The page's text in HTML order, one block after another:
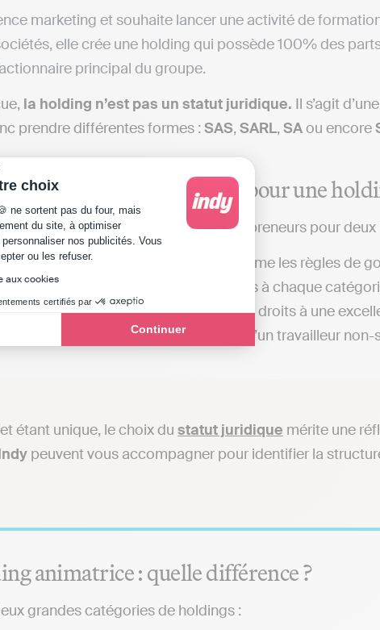
choix
du Consentement : Personnalisez vos Options
ne sortent pas du four, mais
du site, à optimiser
nos publicités. Vous
ou les refuser.
aux cookies
certifiés par
Continuer
Axeptio consent
marketing et souhaite lancer une activité de
elle crée une holding qui possède 100% des
principal du groupe.
la holding n’est pas un statut juridique. Il s’agit
prendre différentes formes : SAS, SARL, SAou encore
comme forme juridique pour une
actions simplifiée)
plaît aux entrepreneurs pour
rédigés: vous définissez vous-même les règles de
associés et les droits de vote attachés à chaque
assimilé salarié, ce qui lui ouvre les droits à une
cotisations sociales plus élevées qu’un travailleur non-
étant unique, le choix du statut juridique mérite une
peuvent vous accompagner pour identifier la
animatrice : quelle différence ?
grandes catégories de holdings :